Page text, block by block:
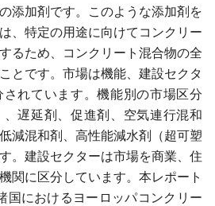
添加剤です。このような添加剤を
、特定の用途に向けてコンクリー
るため、コンクリート混合物の全
とです。市場は機能、建設セクタ
れています。機能別の市場区分
遅延剤、促進剤、空気連行混和
減混和剤、高性能減水剤（超可塑
。建設セクターは市場を商業、住
関に区分しています。本レポート
国におけるヨーロッパコンクリー